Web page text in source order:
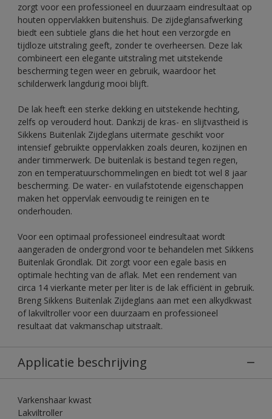
zorgt voor een professioneel en duurzaam eindresultaat op
houten oppervlakken buitenshuis. De zijdeglansafwerking
biedt een subtiele glans die het hout een verzorgde en
tijdloze uitstraling geeft, zonder te overheersen. Deze lak
combineert een elegante uitstraling met uitstekende
bescherming tegen weer en gebruik, waardoor het
schilderwerk langdurig mooi blijft.
De lak heeft een sterke dekking en uitstekende hechting,
zelfs op verouderd hout. Dankzij de kras- en slijtvastheid is
Sikkens Buitenlak Zijdeglans uitermate geschikt voor
intensief gebruikte oppervlakken zoals deuren, kozijnen en
ander timmerwerk. De buitenlak is bestand tegen regen,
zon en temperatuurschommelingen en biedt tot wel 8 jaar
bescherming. De water- en vuilafstotende eigenschappen
maken het oppervlak eenvoudig te reinigen en te
onderhouden.
Voor een optimaal professioneel eindresultaat wordt
aangeraden de ondergrond voor te behandelen met Sikkens
Buitenlak Grondlak. Dit zorgt voor een egale basis en
optimale hechting van de aflak. Met een rendement van
circa 14 vierkante meter per liter is de lak efficiënt in gebruik.
Breng Sikkens Buitenlak Zijdeglans aan met een alkydkwast
of lakviltroller voor een duurzaam en professioneel
resultaat dat vakmanschap uitstraalt.
Applicatie beschrijving
Varkenshaar kwast
Lakviltroller